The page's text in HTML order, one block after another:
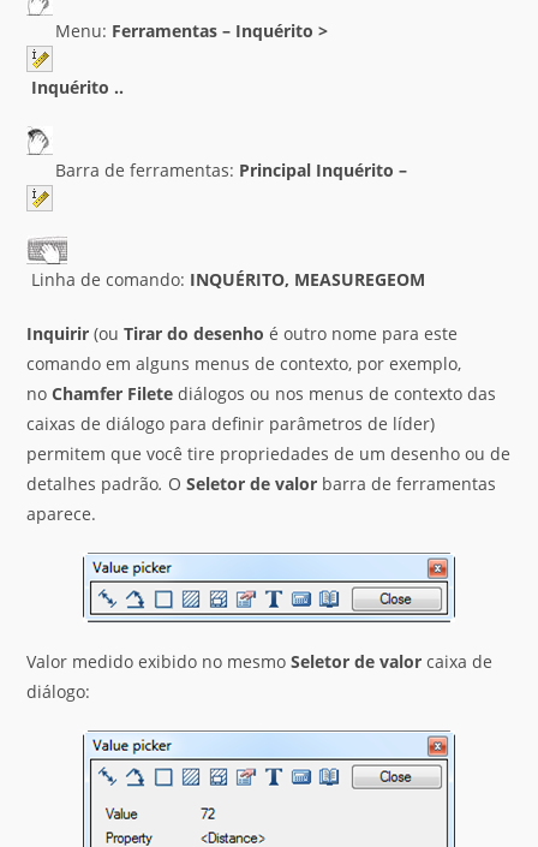
Menu: Ferramentas – Inquérito >
Inquérito ..
Barra de ferramentas: Principal Inquérito –
Linha de comando: INQUÉRITO, MEASUREGEOM
Inquirir (ouTirar do desenho é outro nome para este
comando em alguns menus de contexto, por exemplo,
noChamfer Filete diálogos ou nos menus de contexto das
caixas de diálogo para definir parâmetros de líder)
permitem que você tire propriedades de um desenho ou de
detalhes padrão. OSeletor de valor barra de ferramentas
aparece.
Valor medido exibido no mesmoSeletor de valor caixa de
diálogo: